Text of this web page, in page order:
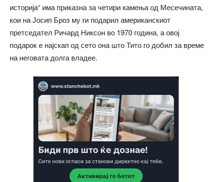
историја“ има приказна за четири камења од Месечината,
кои на Јосип Броз му ги подарил американскиот
претседател Ричард Никсон во 1970 година, а овој
подарок е најскап од сето она што Тито го добил за време
на неговата долга владее.